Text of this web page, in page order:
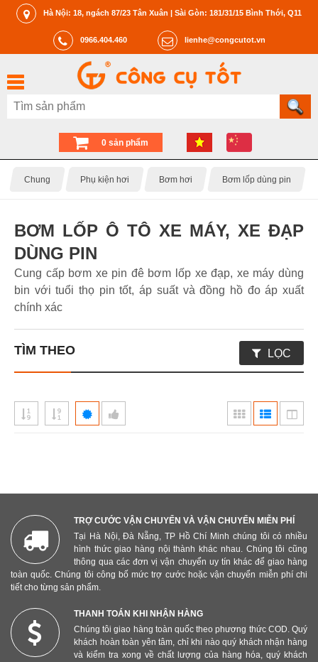
Hà Nội: 18, ngách 87/23 Tân Xuân | Sài Gòn: 181/31/15 Bình Thới, Q11
0966.404.460 lienhe@congcutot.vn
0 sản phẩm
Chung Phụ kiện hơi Bơm hơi Bơm lốp dùng pin
BƠM LỐP Ô TÔ XE MÁY, XE ĐẠP
DÙNG PIN
Cung cấp bơm xe pin đê bơm lốp xe đạp, xe máy dùng
bin với tuổi thọ pin tốt, áp suất và đồng hồ đo áp xuất
chính xác
TÌM THEO LỌC
TRỢ CƯỚC VẬN CHUYỂN VÀ VẬN CHUYỂN MIỄN PHÍ
Tại Hà Nội, Đà Nẵng, TP Hồ Chí Minh chúng tôi có nhiều
hình thức giao hàng nội thành khác nhau. Chúng tôi cũng
thông qua các đơn vị vận chuyển uy tín khác để giao hàng
toàn quốc. Chúng tôi công bố mức trợ cước hoặc vận chuyển miễn phí chi
tiết cho từng sản phẩm.
THANH TOÁN KHI NHẬN HÀNG
Chúng tôi giao hàng toàn quốc theo phương thức COD. Quý
khách hoàn toàn yên tâm, chỉ khi nào quý khách nhận hàng
và kiểm tra xong về chất lượng của hàng hóa, quý khách